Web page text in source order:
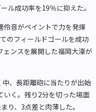
ル成功率を19％に抑えた。
伶音がペイントで力を発揮
のフィールドゴールを成功
ェンスを展開した福岡大濠が
、長距離砲に当たりが出始
いく。残り2分を切った場面
り、3点差と肉薄した。